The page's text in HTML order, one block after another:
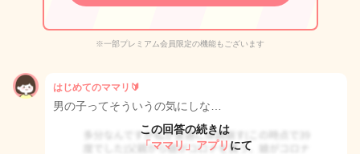
※一部プレミアム会員限定の機能もございます
はじめてのママリ🔰
男の子ってそういうの気にしな…
この回答の続きは
「ママリ」アプリ にて